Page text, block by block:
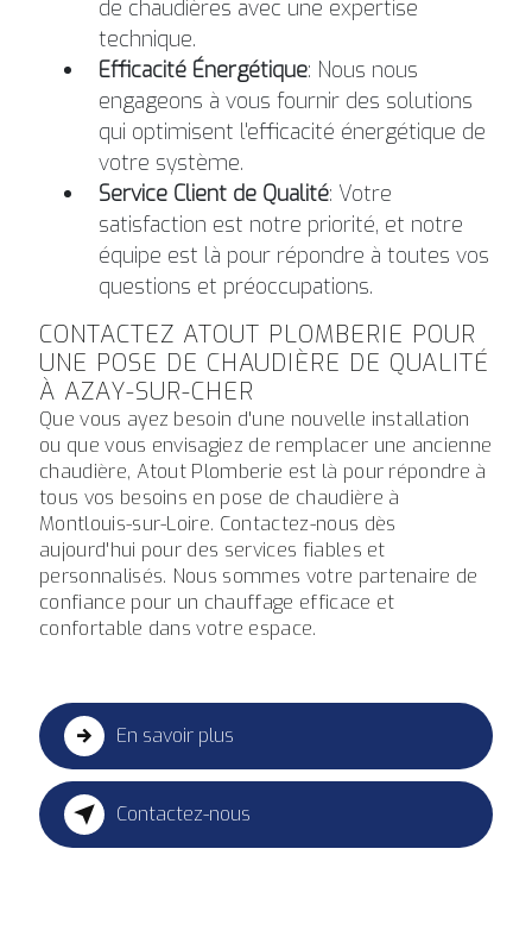
de chaudières avec une expertise
technique.
Efficacité Énergétique: Nous nous
engageons à vous fournir des solutions
qui optimisent l'efficacité énergétique de
votre système.
Service Client de Qualité: Votre
satisfaction est notre priorité, et notre
équipe est là pour répondre à toutes vos
questions et préoccupations.
CONTACTEZ ATOUT PLOMBERIE POUR
UNE POSE DE CHAUDIÈRE DE QUALITÉ
À AZAY-SUR-CHER
Que vous ayez besoin d'une nouvelle installation
ou que vous envisagiez de remplacer une ancienne
chaudière, Atout Plomberie est là pour répondre à
tous vos besoins en pose de chaudière à
Montlouis-sur-Loire. Contactez-nous dès
aujourd'hui pour des services fiables et
personnalisés. Nous sommes votre partenaire de
confiance pour un chauffage efficace et
confortable dans votre espace.
En savoir plus
Contactez-nous